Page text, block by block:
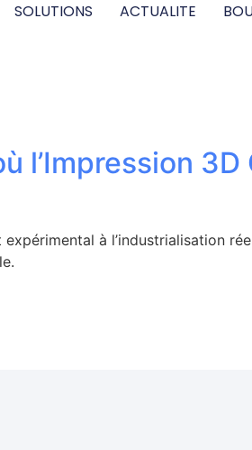
SOLUTIONS ACTUALITE
l’Impression 3D
à l’industrialisation